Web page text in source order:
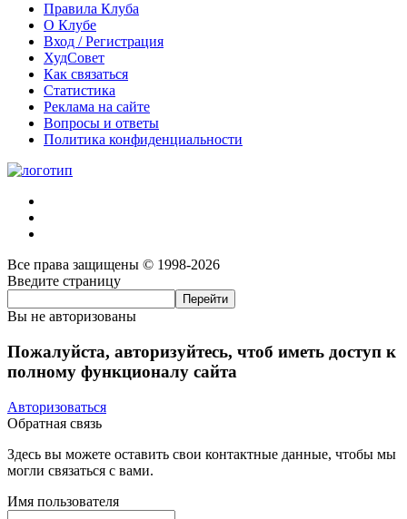
Правила Клуба
О Клубе
Вход / Регистрация
ХудСовет
Как связаться
Статистика
Реклама на сайте
Вопросы и ответы
Политика конфиденциальности
Все права защищены © 1998-2026
Введите страницу
Вы не авторизованы
Пожалуйста, авторизуйтесь, чтоб иметь доступ к
полному функционалу сайта
Авторизоваться
Обратная связь
Здесь вы можете оставить свои контактные данные, чтобы мы
могли связаться с вами.
Имя пользователя